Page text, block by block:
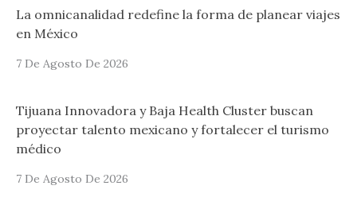
La omnicanalidad redefine la forma de planear viajes
en México
7 De Agosto De 2026
Tijuana Innovadora y Baja Health Cluster buscan
proyectar talento mexicano y fortalecer el turismo
médico
7 De Agosto De 2026